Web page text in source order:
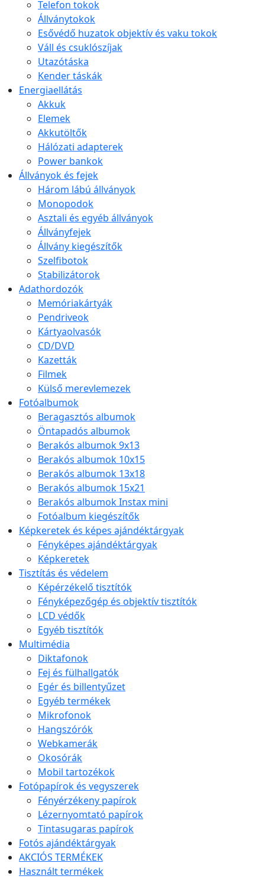
Telefon tokok
Állványtokok
Esővédő huzatok objektív és vaku tokok
Váll és csuklószíjak
Utazótáska
Kender táskák
Energiaellátás
Akkuk
Elemek
Akkutöltők
Hálózati adapterek
Power bankok
Állványok és fejek
Három lábú állványok
Monopodok
Asztali és egyéb állványok
Állványfejek
Állvány kiegészítők
Szelfibotok
Stabilizátorok
Adathordozók
Memóriakártyák
Pendriveok
Kártyaolvasók
CD/DVD
Kazetták
Filmek
Külső merevlemezek
Fotóalbumok
Beragasztós albumok
Öntapadós albumok
Berakós albumok 9x13
Berakós albumok 10x15
Berakós albumok 13x18
Berakós albumok 15x21
Berakós albumok Instax mini
Fotóalbum kiegészítők
Képkeretek és képes ajándéktárgyak
Fényképes ajándéktárgyak
Képkeretek
Tisztítás és védelem
Képérzékelő tisztítók
Fényképezőgép és objektív tisztítók
LCD védők
Egyéb tisztítók
Multimédia
Diktafonok
Fej és fülhallgatók
Egér és billentyűzet
Egyéb termékek
Mikrofonok
Hangszórók
Webkamerák
Okosórák
Mobil tartozékok
Fotópapírok és vegyszerek
Fényérzékeny papírok
Lézernyomtató papírok
Tintasugaras papírok
Fotós ajándéktárgyak
AKCIÓS TERMÉKEK
Használt termékek